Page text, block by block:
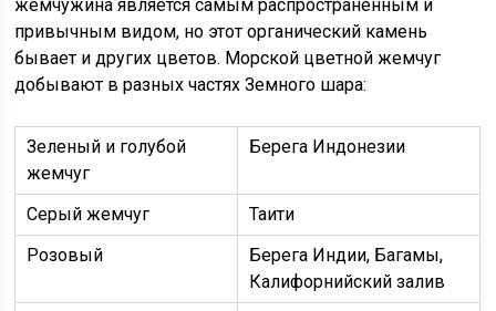
жемчужина является самым распространенным и
привычным видом, но этот органический камень
бывает и других цветов. Морской цветной жемчуг
добывают в разных частях Земного шара:
Зеленый и голубой
жемчуг
Берега Индонезии
Серый жемчуг
Таити
Розовый
Берега Индии, Багамы,
Калифорнийский залив